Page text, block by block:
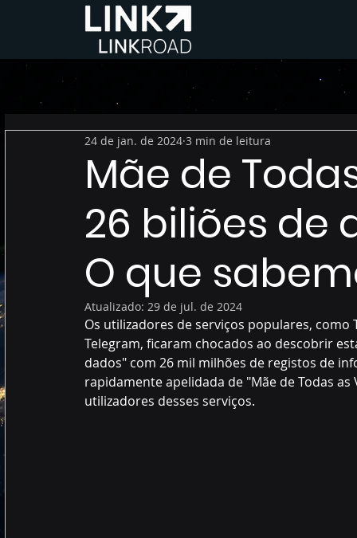
Mãe de
26 biliões de
O que
24 de jan. de 2024 3 min de leitura
Atualizado: 29 de jul. de 2024
Os utilizadores de serviços populares,
Telegram, ficaram chocados ao descobrir
dados" com 26 mil milhões de registos de
rapidamente apelidada de "Mãe de Todas
utilizadores desses serviços.